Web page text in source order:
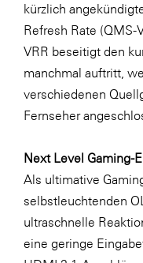
kürzlich
Refresh Rate (QMS-
VRR beseitigt den
manchmal auftritt,
verschiedenen
Fernseher
Next Level Gaming-
Als ultimative
selbstleuchtenden
ultraschnelle
eine geringe